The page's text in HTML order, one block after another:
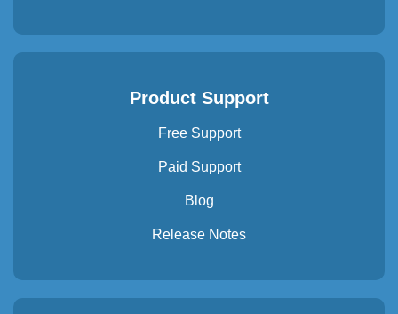
Product Support
Free Support
Paid Support
Blog
Release Notes